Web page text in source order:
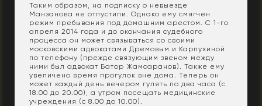
Таким образом, на подписку о невыезде
Манзанова не отпустили. Однако ему смягчен
режим пребывания под домашним арестом. С 1-го
апреля 2014 года и до окончания судебного
процесса он может связываться со своими
московскими адвокатами Дремовым и Карпухиной
по телефону (прежде связующим звеном между
ними был адвокат Батор Жамсаранов). Также ему
увеличено время прогулок вне дома. Теперь он
может каждый день вечером гулять по два часа (с
18.00 до 20.00), а утром посещать медицинские
учреждения (с 8.00 до 10.00).